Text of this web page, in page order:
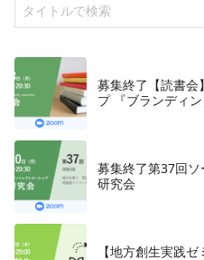
募集終了【読書会
プ 『ブランディ
募集終了第37回
研究会
【地方創生実践ゼ